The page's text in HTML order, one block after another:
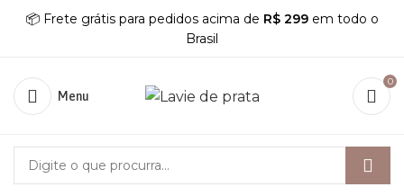
📦 Frete grátis para pedidos acima de R$ 299 em todo o
Brasil
Menu
0